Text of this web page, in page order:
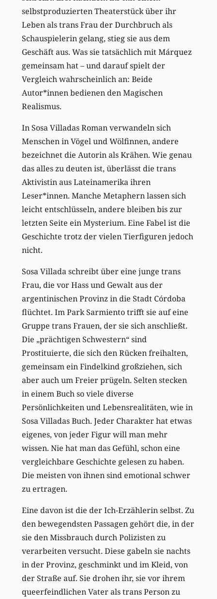
selbstproduzierten Theaterstück über ihr
Leben als trans Frau der Durchbruch als
Schauspielerin gelang, stieg sie aus dem
Geschäft aus. Was sie tatsächlichmit Márquez
gemeinsam hat – und darauf spielt der
Vergleich wahrscheinlich an: Beide
Autor*innen bedienen den Magischen
Realismus.
In Sosa Villadas Roman verwandeln sich
Menschen in Vögel und Wölfinnen, andere
bezeichnetdie Autorinals Krähen. Wie genau
dasalleszu deuten ist, überlässt die trans
Aktivistin aus Lateinamerika ihren
Leser*innen. Manche Metaphernlassen sich
leichtentschlüsseln, andere bleiben bis zur
letzten Seite ein Mysterium. Eine Fabelist die
Geschichte trotz dervielen Tierfigurenjedoch
nicht.
Sosa Villada schreibt über eine junge trans
Frau, die vorHass und Gewalt aus der
argentinischen Provinz in die Stadt Córdoba
flüchtet. Im Park Sarmiento trifft sie auf eine
Gruppe transFrauen, der sie sich anschließt.
Die „prächtigen Schwestern“ sind
Prostituierte, die sich den Rücken freihalten,
gemeinsam ein Findelkind großziehen, sich
aber auch um Freier prügeln. Selten stecken
in einem Buch so viele diverse
Persönlichkeiten und Lebensrealitäten, wie in
Sosa Villadas Buch. Jeder Charakter hat etwas
eigenes, von jeder Figur will man mehr
wissen. Nie hat man das Gefühl, schoneine
vergleichbare Geschichte gelesen zu haben.
Die meistenvon ihnensind emotional schwer
zu ertragen.
Eine davon ist die der Ich-Erzählerin selbst. Zu
den bewegendsten Passagen gehört die, in der
sie den Missbrauch durch Polizisten zu
verarbeiten versucht. Diese gabelnsie nachts
in der Provinz, geschminkt und im Kleid, von
der Straße auf. Sie drohen ihr, sie vor ihrem
queerfeindlichen Vaterals trans Personzu